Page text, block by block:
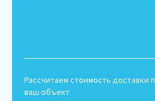
Рассчитаем стоимость доставки
ваш объект